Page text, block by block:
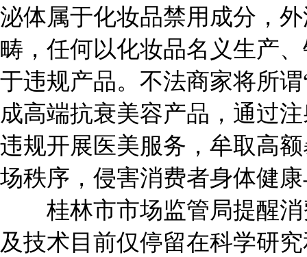
泌体属于化妆品禁用成分，
畴，任何以化妆品名义生产
于违规产品。不法商家将所
成高端抗衰美容产品，通过
违规开展医美服务，牟取高
场秩序，侵害消费者身体健
桂林市市场监管局提醒消
及技术目前仅停留在科学研